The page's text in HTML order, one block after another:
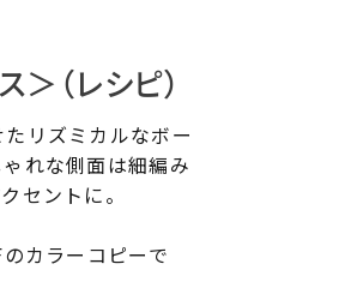
（レシピ）
リズミカルなボー
れな側面は細編み
セントに。
カラーコピーで